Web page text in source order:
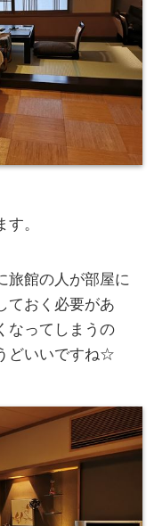
。
旅館の人が部屋に
ておく必要があ
なってしまうの
どいいですね☆